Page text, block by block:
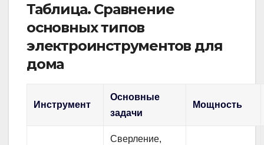
Таблица. Сравнение
основных типов
электроинструментов для
дома
Инструмент
Основные
задачи
Мощность
Сверление,